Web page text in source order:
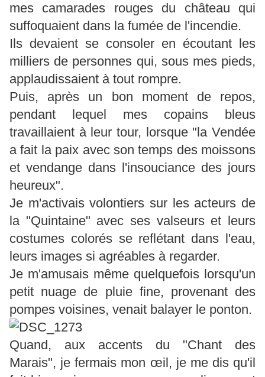
mes camarades rouges du château qui
suffoquaient dans la fumée de l'incendie.
Ils devaient se consoler en écoutant les
milliers de personnes qui, sous mes pieds,
applaudissaient à tout rompre.
Puis, après un bon moment de repos,
pendant lequel mes copains bleus
travaillaient à leur tour, lorsque "la Vendée
a fait la paix avec son temps des moissons
et vendange dans l'insouciance des jours
heureux".
Je m'activais volontiers sur les acteurs de
la "Quintaine" avec ses valseurs et leurs
costumes colorés se reflétant dans l'eau,
leurs images si agréables à regarder.
Je m'amusais même quelquefois lorsqu'un
petit nuage de pluie fine, provenant des
pompes voisines, venait balayer le ponton.
Quand, aux accents du "Chant des
Marais", je fermais mon œil, je me dis qu'il